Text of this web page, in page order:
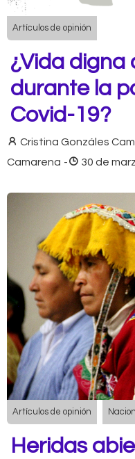
Artículos de opinión
¿Vida digna
durante la
Covid-19?
Cristina Gonzáles
Camarena - 30 de
Artículos de opinión
Heridas